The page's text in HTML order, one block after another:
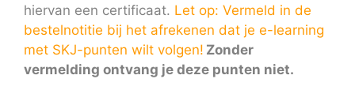
hiervan een certificaat. Let op: Vermeld in de
bestelnotitie bij het afrekenen dat je e-learning
met SKJ-punten wilt volgen! Zonder
vermelding ontvang je deze punten niet.